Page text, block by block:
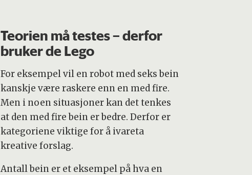
Teorien må testes – derfor
bruker de Lego
For eksempel vil en robot med seks bein
kanskje være raskere enn en med fire.
Men i noen situasjoner kan det tenkes
at den med fire bein er bedre. Derfor er
kategoriene viktige for å ivareta
kreative forslag.
Antall bein er et eksempel på hva en